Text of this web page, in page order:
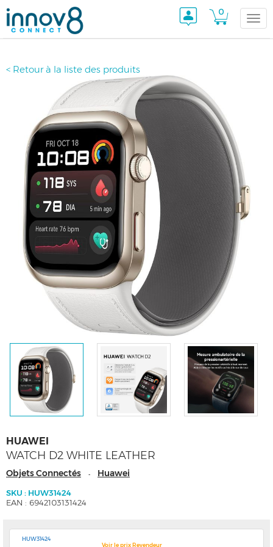
0
< Retour à la liste des produits
HUAWEI
WATCH D2 WHITE LEATHER
Objets Connectés - Huawei
SKU : HUW31424
EAN : 6942103131424
HUW31424
Voir le prix Revendeur